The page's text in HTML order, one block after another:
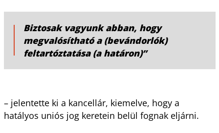
Biztosak vagyunk abban, hogy
megvalósítható a (bevándorlók)
feltartóztatása (a határon)”
– jelentette ki a kancellár, kiemelve, hogy a
hatályos uniós jog keretein belül fognak eljárni.